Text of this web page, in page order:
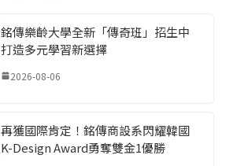
銘傳樂齡大學全新「傳奇班」招生中
打造多元學習新選擇
2026-08-06
再獲國際肯定！銘傳商設系閃耀韓國
K-Design Award勇奪雙金1優勝